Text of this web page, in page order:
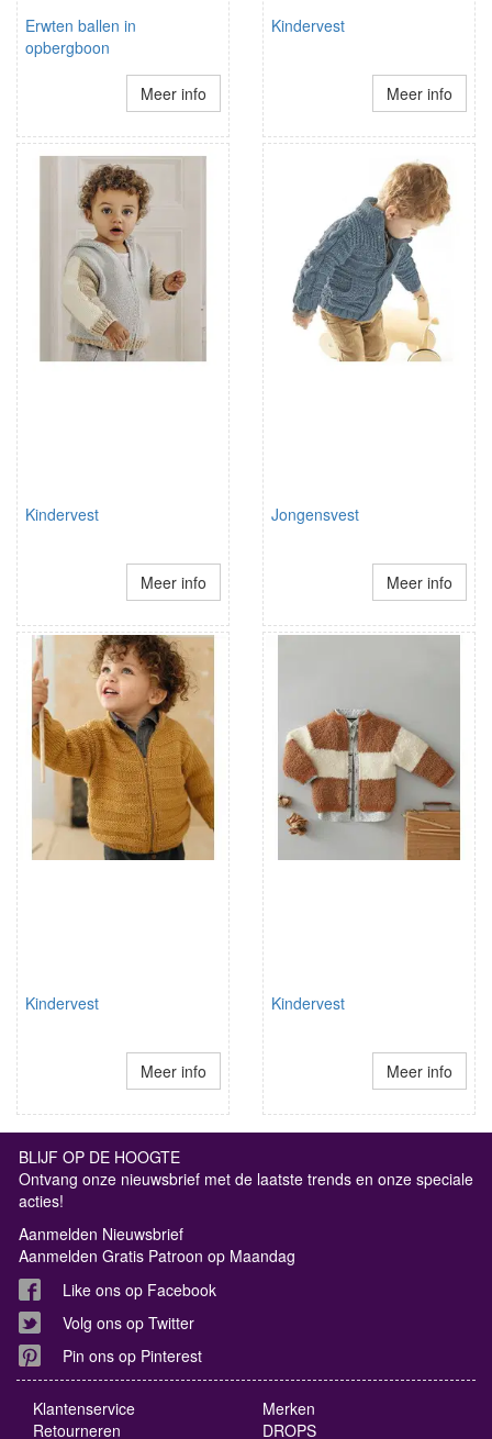
Erwten ballen in
opbergboon
Meer info
Kindervest
Meer info
Kindervest
Meer info
Jongensvest
Meer info
Kindervest
Meer info
Kindervest
Meer info
BLIJF OP DE HOOGTE
Ontvang onze nieuwsbrief met de laatste trends en onze speciale
acties!
Aanmelden Nieuwsbrief
Aanmelden Gratis Patroon op Maandag
Like ons op Facebook
Volg ons op Twitter
Pin ons op Pinterest
Klantenservice
Retourneren
Merken
DROPS